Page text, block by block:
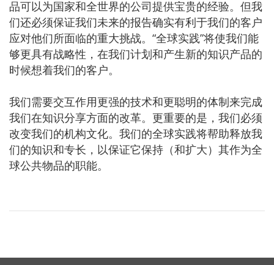
品可以为国家和全世界的公司提供宝贵的经验。但我
们还必须保证我们未来的报告确实有利于我们的客户
应对他们所面临的重大挑战。“全球实践”将使我们能
够更具有战略性，在我们计划和产生新的知识产品的
时候想着我们的客户。
我们需要交互作用更强的技术和更聪明的体制来完成
我们在知识分享方面的改革。更重要的是，我们必须
改变我们的机构文化。我们的全球实践将帮助释放我
们的知识和专长，以保证它保持（和扩大）其作为全
球公共物品的职能。